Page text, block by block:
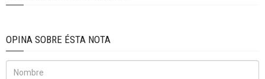
OPINA SOBRE ÉSTA NOTA